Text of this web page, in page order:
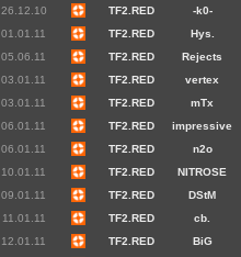
26.12.10
TF2.RED
-k0-
01.01.11
TF2.RED
Hys.
05.06.11
TF2.RED
Rejects
03.01.11
TF2.RED
vertex
03.01.11
TF2.RED
mTx
06.01.11
TF2.RED
impressive
06.01.11
TF2.RED
n2o
10.01.11
TF2.RED
NITROSE
09.01.11
TF2.RED
DStM
11.01.11
TF2.RED
cb.
12.01.11
TF2.RED
BiG